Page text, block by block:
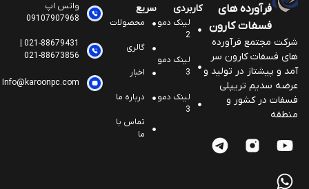
فرآورده های
فسفات کارون
شرکت مجتمع فرآورده
های فسفات کارون سر
آمد و پیشتاز در تولید و
عرضه سدیم تریپلی
فسفات در کشور و
منطقه
کاربردی
لینک دمو
2
لینک دمو
3
لینک دمو
3
سریع
محصولات
گالری
اخبار
درباره ما
تماس با
ما
واتس اپ
09107907968
021-88673856
Info@karoonpc.com